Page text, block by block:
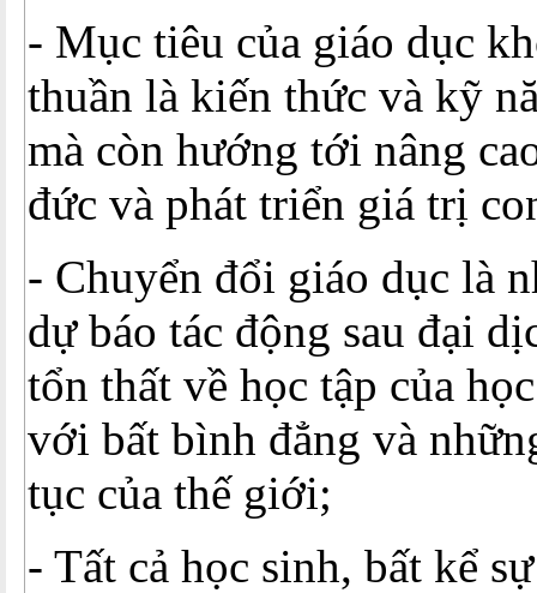
- Mục tiêu của giáo dục
thuần là kiến thức và kỹ
mà còn hướng tới nâng
đức và phát triển giá trị
- Chuyển đổi giáo dục là
dự báo tác động sau đại
tổn thất về học tập của
với bất bình đẳng và
tục của thế giới;
- Tất cả học sinh, bất kể